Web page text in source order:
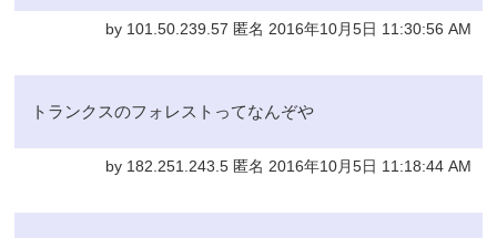
by 101.50.239.57 匿名 2016年10月5日 11:30:56 AM
トランクスのフォレストってなんぞや
by 182.251.243.5 匿名 2016年10月5日 11:18:44 AM